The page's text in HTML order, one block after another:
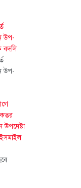
উপ-
বদলি
উপ-
ইসমাইল